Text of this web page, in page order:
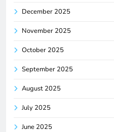
December 2025
November 2025
October 2025
September 2025
August 2025
July 2025
June 2025